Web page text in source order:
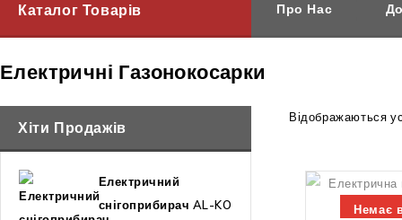
Каталог Товарів Про Нас
Електричні Газонокосарки
Відображаються
Немає
Хіти Продажів
Електричний
снігоприбирач AL-KO